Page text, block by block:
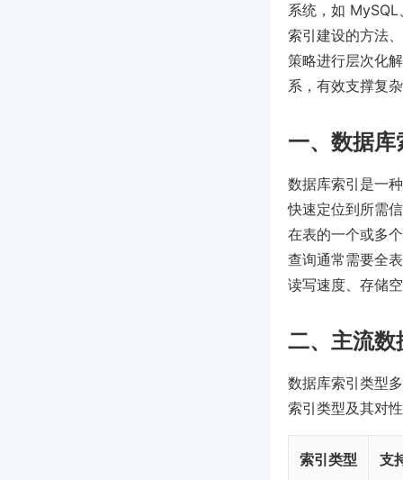
系统，如
索引建设的方法
策略进行层次化
系，有效支撑复
一、数据
数据库索引是一
快速定位到所需
在表的一个或多
查询通常需要全
读写速度、存储
二、主流数
数据库索引类型
索引类型及其对
索引类型 支